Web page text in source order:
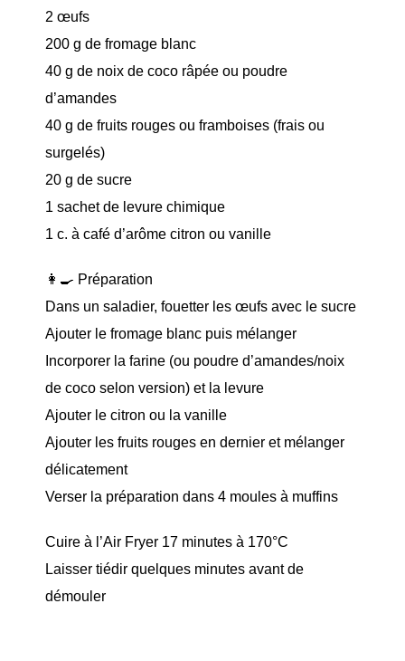
2 œufs
200 g de fromage blanc
40 g de noix de coco râpée ou poudre
d’amandes
40 g de fruits rouges ou framboises (frais ou
surgelés)
20 g de sucre
1 sachet de levure chimique
1 c. à café d’arôme citron ou vanille
👩‍🍳 Préparation
Dans un saladier, fouetter les œufs avec le sucre
Ajouter le fromage blanc puis mélanger
Incorporer la farine (ou poudre d’amandes/noix
de coco selon version) et la levure
Ajouter le citron ou la vanille
Ajouter les fruits rouges en dernier et mélanger
délicatement
Verser la préparation dans 4 moules à muffins
Cuire à l’Air Fryer 17 minutes à 170°C
Laisser tiédir quelques minutes avant de
démouler